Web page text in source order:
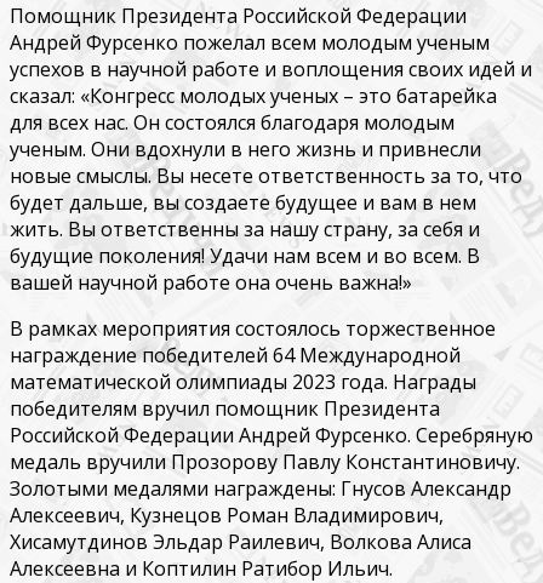
Помощник Президента Российской Федерации
Андрей Фурсенко пожелал всем молодым ученым
успехов в научной работе и воплощения своих идей и
сказал: «Конгресс молодых ученых – это батарейка
для всех нас. Он состоялся благодаря молодым
ученым. Они вдохнули в него жизнь и привнесли
новые смыслы. Вы несете ответственность за то, что
будет дальше, вы создаете будущее и вам в нем
жить. Вы ответственны за нашу страну, за себя и
будущие поколения! Удачи нам всем и во всем. В
вашей научной работе она очень важна!»
В рамках мероприятия состоялось торжественное
награждение победителей 64 Международной
математической олимпиады 2023 года. Награды
победителям вручил помощник Президента
Российской Федерации Андрей Фурсенко. Серебряную
медаль вручили Прозорову Павлу Константиновичу.
Золотыми медалями награждены: Гнусов Александр
Алексеевич, Кузнецов Роман Владимирович,
Хисамутдинов Эльдар Раилевич, Волкова Алиса
Алексеевна и Коптилин Ратибор Ильич.